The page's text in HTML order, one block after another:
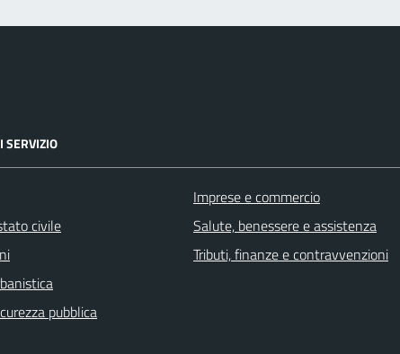
SERVIZIO
civile
pubblica
Imprese e commercio
Salute, benessere e assistenza
Tributi, finanze e contravvenzioni